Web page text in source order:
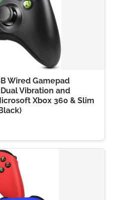
Wired Gamepad
Vibration and
Xbox 360 & Slim